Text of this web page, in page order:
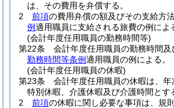
は、その費用を弁償する。
2
前項の費用弁償の額及びその支給方
例適用職員に支給される旅費の例によ
(会計年度任用職員の勤務時間等)
第22条
会計年度任用職員の勤務時間及
勤務時間等条例適用職員の例による。
(会計年度任用職員の休暇)
第23条
会計年度任用職員の休暇は、年
特別休暇、介護休暇及び介護時間とす
2
前項の休暇に関し必要な事項は、規則